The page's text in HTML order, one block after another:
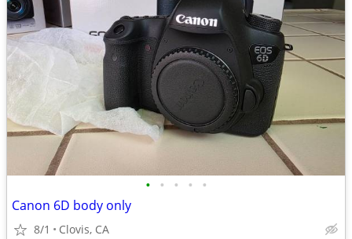
• • • • •
Canon 6D body only
8/1 Clovis, CA